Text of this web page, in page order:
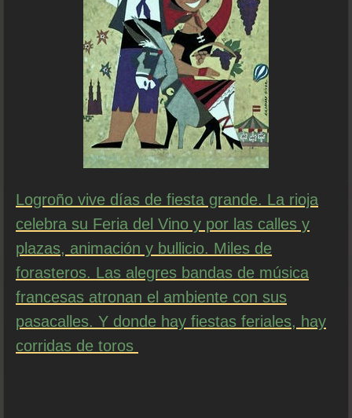
Logroño vive días de fiesta grande. La rioja
celebra su Feria del Vino y por las calles y
plazas, animación y bullicio. Miles de
forasteros. Las alegres bandas de música
francesas atronan el ambiente con sus
pasacalles. Y donde hay fiestas feriales, hay
corridas de toros